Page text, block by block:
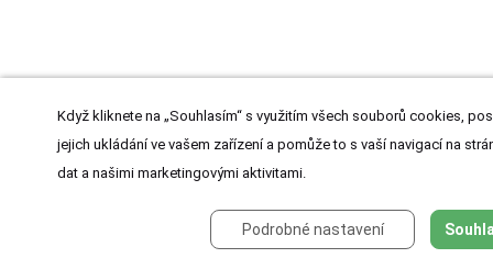
Když kliknete na „Souhlasím“ s využitím všech souborů cookies,
jejich ukládání ve vašem zařízení a pomůže to s vaší navigací na
dat a našimi marketingovými aktivitami.
Podrobné nastavení